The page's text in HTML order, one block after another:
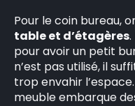
Pour le coin bureau,
table et d’étagères
pour avoir un petit
n’est pas utilisé, il
trop envahir
meuble embarque